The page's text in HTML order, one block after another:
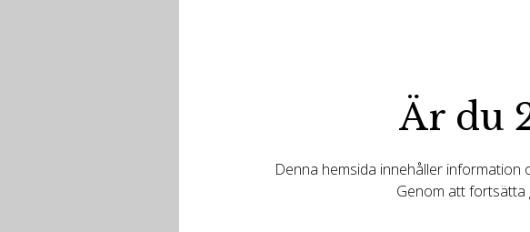
Är du
Denna hemsida innehåller information
Genom att fortsätta